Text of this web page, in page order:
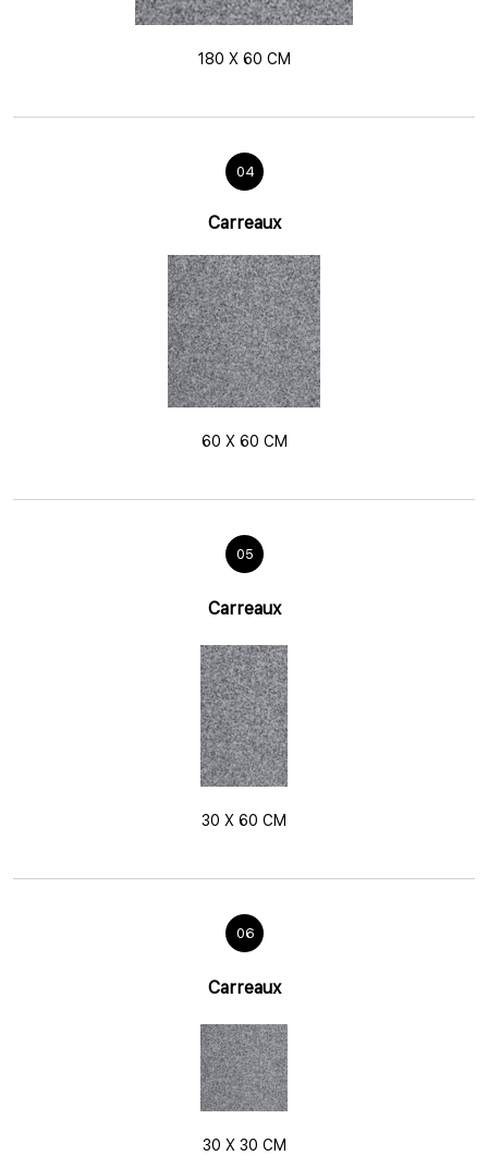
180 X 60 CM
04
Carreaux
60 X 60 CM
05
Carreaux
30 X 60 CM
06
Carreaux
30 X 30 CM